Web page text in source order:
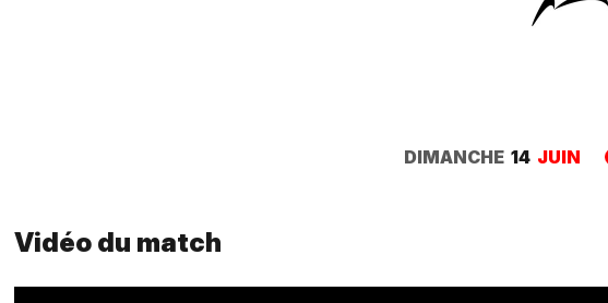
DIMANCHE 14 JUIN
Vidéo du match